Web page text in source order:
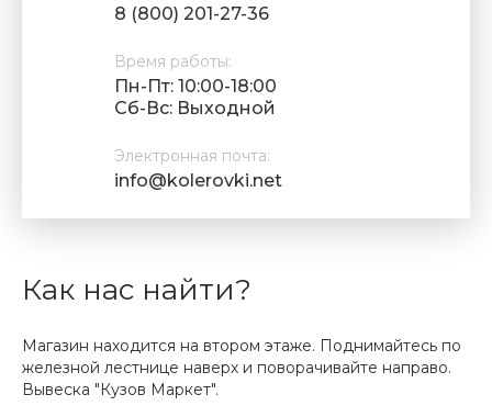
8 (800) 201-27-36
Время работы:
Пн-Пт: 10:00-18:00
Cб-Вс: Выходной
Электронная почта:
info@kolerovki.net
Как нас найти?
Магазин находится на втором этаже. Поднимайтесь по
железной лестнице наверх и поворачивайте направо.
Вывеска "Кузов Маркет".